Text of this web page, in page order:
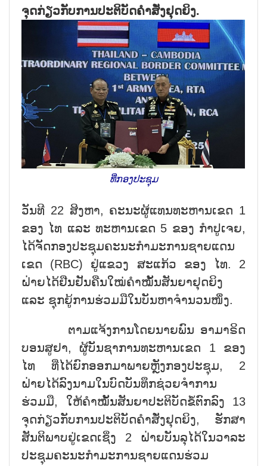
ຈຸດກ່ຽວກັບການປະຕິບັດຄຳສັ່ງຢຸດຍິງ.
ທີ່ກອງປະຊຸມ
ວັນທີ 22 ສິງຫາ, ຄະນະຜູ້ແທນທະຫານເຂດ 1
ຂອງ ໄທ ແລະ ທະຫານເຂດ 5 ຂອງ ກຳປູເຈຍ,
ໄດ້ຈັດກອງປະຊຸມຄະນະກຳມະການຊາຍແດນ
ເຂດ (RBC) ຢູ່ແຂວງ ສະແກ້ວ ຂອງ ໄທ. 2
ຝ່າຍໄດ້ຢືນຢັນຄືນໃໝ່ຄຳໝັ້ນສັນຍາຢຸດຍິງ
ແລະ ຊຸກຍູ້ການຮ່ວມມືໃນບັນຫາຈຳນວນໜຶ່ງ.
ຕາມແຈ້ງການໂດຍນາຍພົນ ອາມາຣິດ
ບອນສູຢາ, ຜູ້ບັນຊາການທະຫານເຂດ 1 ຂອງ
ໄທ ທີ່ໄດ້ຍົກອອກມາພາຍຫຼັງກອງປະຊຸມ, 2
ຝ່າຍໄດ້ລົງນາມໃນບົດບັນທຶກຊ່ວຍຈຳການ
ຮ່ວມມື, ໃຫ້ຄຳໝັ້ນສັນຍາປະຕິບັດຂໍ້ຕົກລົງ 13
ຈຸດກ່ຽວກັບການປະຕິບັດຄຳສັ່ງຢຸດຍິງ, ຮັກສາ
ສັນຕິພາບຢູ່ເຂດເຊິ່ງ 2 ຝ່າຍບັນລຸໄດ້ໃນວາລະ
ປະຊຸມຄະນະກຳມະການຊາຍແດນຮ່ວມ